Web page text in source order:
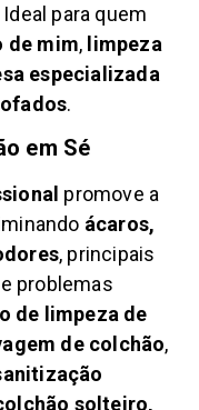
Ideal para quem
de mim, limpeza
especializada
.
em Sé
promove a
ácaros,
, principais
problemas
de limpeza de
de colchão,
solteiro,